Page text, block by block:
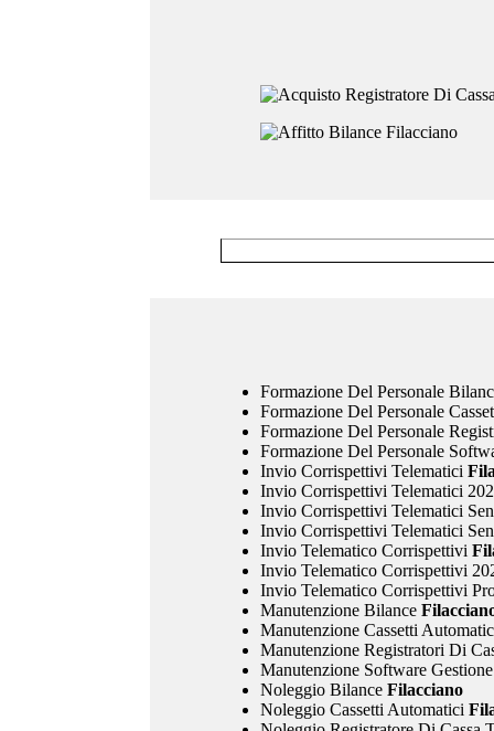
Formazione Del Personale
Formazione Del Personale
Formazione Del Personale
Formazione Del Personale
Invio Corrispettivi Telematici
Invio Corrispettivi Telematici
Invio Corrispettivi Telematici
Invio Corrispettivi Telematici
Invio Telematico Corrispettivi
Invio Telematico Corrispettivi
Invio Telematico Corrispettivi
Manutenzione Bilance
Manutenzione Cassetti
Manutenzione Registratori Di
Manutenzione Software Gestione
Noleggio Bilance Filacciano
Noleggio Cassetti Automatici